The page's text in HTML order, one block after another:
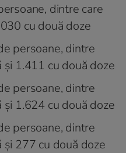
dintre care
cu două doze
persoane, dintre
1.411 cu două doze
persoane, dintre
1.624 cu două doze
persoane, dintre
şi 277 cu două doze